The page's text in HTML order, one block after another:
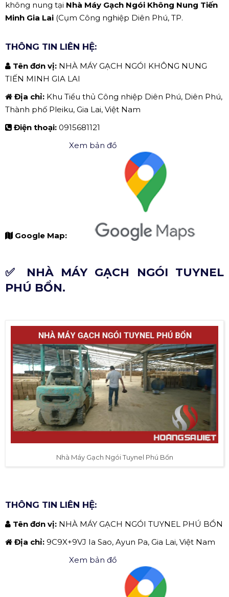
không nung tại Nhà Máy Gạch Ngói Không Nung Tiến
Minh Gia Lai (Cụm Công nghiệp Diên Phú, TP.
THÔNG TIN LIÊN HỆ:
Tên đơn vị: NHÀ MÁY GẠCH NGÓI KHÔNG NUNG
TIẾN MINH GIA LAI
Địa chỉ: Khu Tiểu thủ Công nhiệp Diên Phú, Diên Phú,
Thành phố Pleiku, Gia Lai, Việt Nam
Điện thoại: 0915681121
Google Map:
Xem bản đồ
✅ NHÀ MÁY GẠCH NGÓI TUYNEL
PHÚ BỔN.
Nhà Máy Gạch Ngói Tuynel Phú Bổn
THÔNG TIN LIÊN HỆ:
Tên đơn vị: NHÀ MÁY GẠCH NGÓI TUYNEL PHÚ BỔN
Địa chỉ: 9C9X+9VJ Ia Sao, Ayun Pa, Gia Lai, Việt Nam
Xem bản đồ